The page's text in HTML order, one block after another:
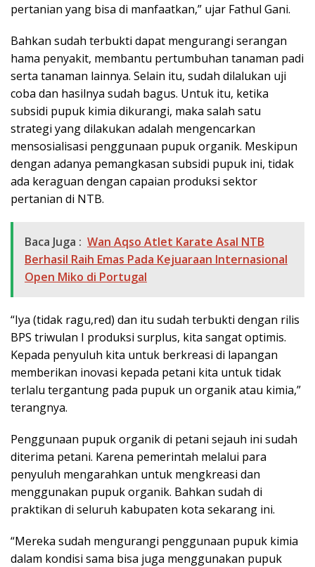
pertanian yang bisa di manfaatkan,” ujar Fathul Gani.
Bahkan sudah terbukti dapat mengurangi serangan
hama penyakit, membantu pertumbuhan tanaman padi
serta tanaman lainnya. Selain itu, sudah dilalukan uji
coba dan hasilnya sudah bagus. Untuk itu, ketika
subsidi pupuk kimia dikurangi, maka salah satu
strategi yang dilakukan adalah mengencarkan
mensosialisasi penggunaan pupuk organik. Meskipun
dengan adanya pemangkasan subsidi pupuk ini, tidak
ada keraguan dengan capaian produksi sektor
pertanian di NTB.
Baca Juga : Wan Aqso Atlet Karate Asal NTB
Berhasil Raih Emas Pada Kejuaraan Internasional
Open Miko di Portugal
“Iya (tidak ragu,red) dan itu sudah terbukti dengan rilis
BPS triwulan I produksi surplus, kita sangat optimis.
Kepada penyuluh kita untuk berkreasi di lapangan
memberikan inovasi kepada petani kita untuk tidak
terlalu tergantung pada pupuk un organik atau kimia,”
terangnya.
Penggunaan pupuk organik di petani sejauh ini sudah
diterima petani. Karena pemerintah melalui para
penyuluh mengarahkan untuk mengkreasi dan
menggunakan pupuk organik. Bahkan sudah di
praktikan di seluruh kabupaten kota sekarang ini.
“Mereka sudah mengurangi penggunaan pupuk kimia
dalam kondisi sama bisa juga menggunakan pupuk